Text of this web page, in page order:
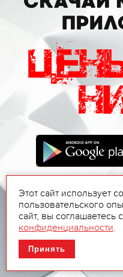
Этот сайт использует
пользовательского
сайт, вы соглашаетесь
конфиденциальности.
Принять